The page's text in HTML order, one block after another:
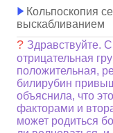
Кольпоскопия
выскабливанием
? Здравствуйте.
отрицательная
положительная,
билирубин
объяснила, что
факторами и
может родиться